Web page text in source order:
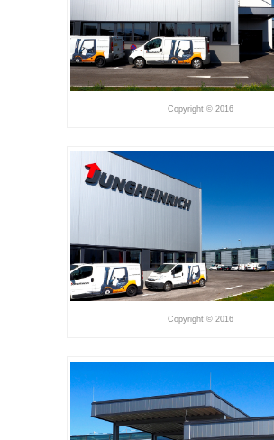
Copyright © 2016
Copyright © 2016